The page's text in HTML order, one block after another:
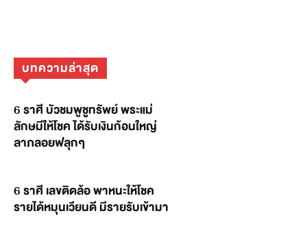
บทความล่าสุด
6 ราศี บัวชมพูชูทรัพย์ พระแม่
ลักษมีให้โชค ได้รับเงินก้อนใหญ่
ลาภลอยฟลุกๆ
6 ราศี เลขติดล้อ พาหนะให้โชค
รายได้หมุนเวียนดี มีรายรับเข้ามา